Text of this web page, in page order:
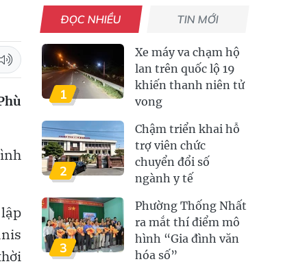
ĐỌC NHIỀU TIN MỚI
1
Xe máy va chạm hộ
lan trên quốc lộ 19
khiến thanh niên tử
vong
2
Chậm triển khai hỗ
trợ viên chức
chuyển đổi số
ngành y tế
3
Phường Thống Nhất
ra mắt thí điểm mô
hình “Gia đình văn
hóa số”